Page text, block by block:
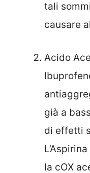
tali
causare
Acido
già a
di effetti
la cOX